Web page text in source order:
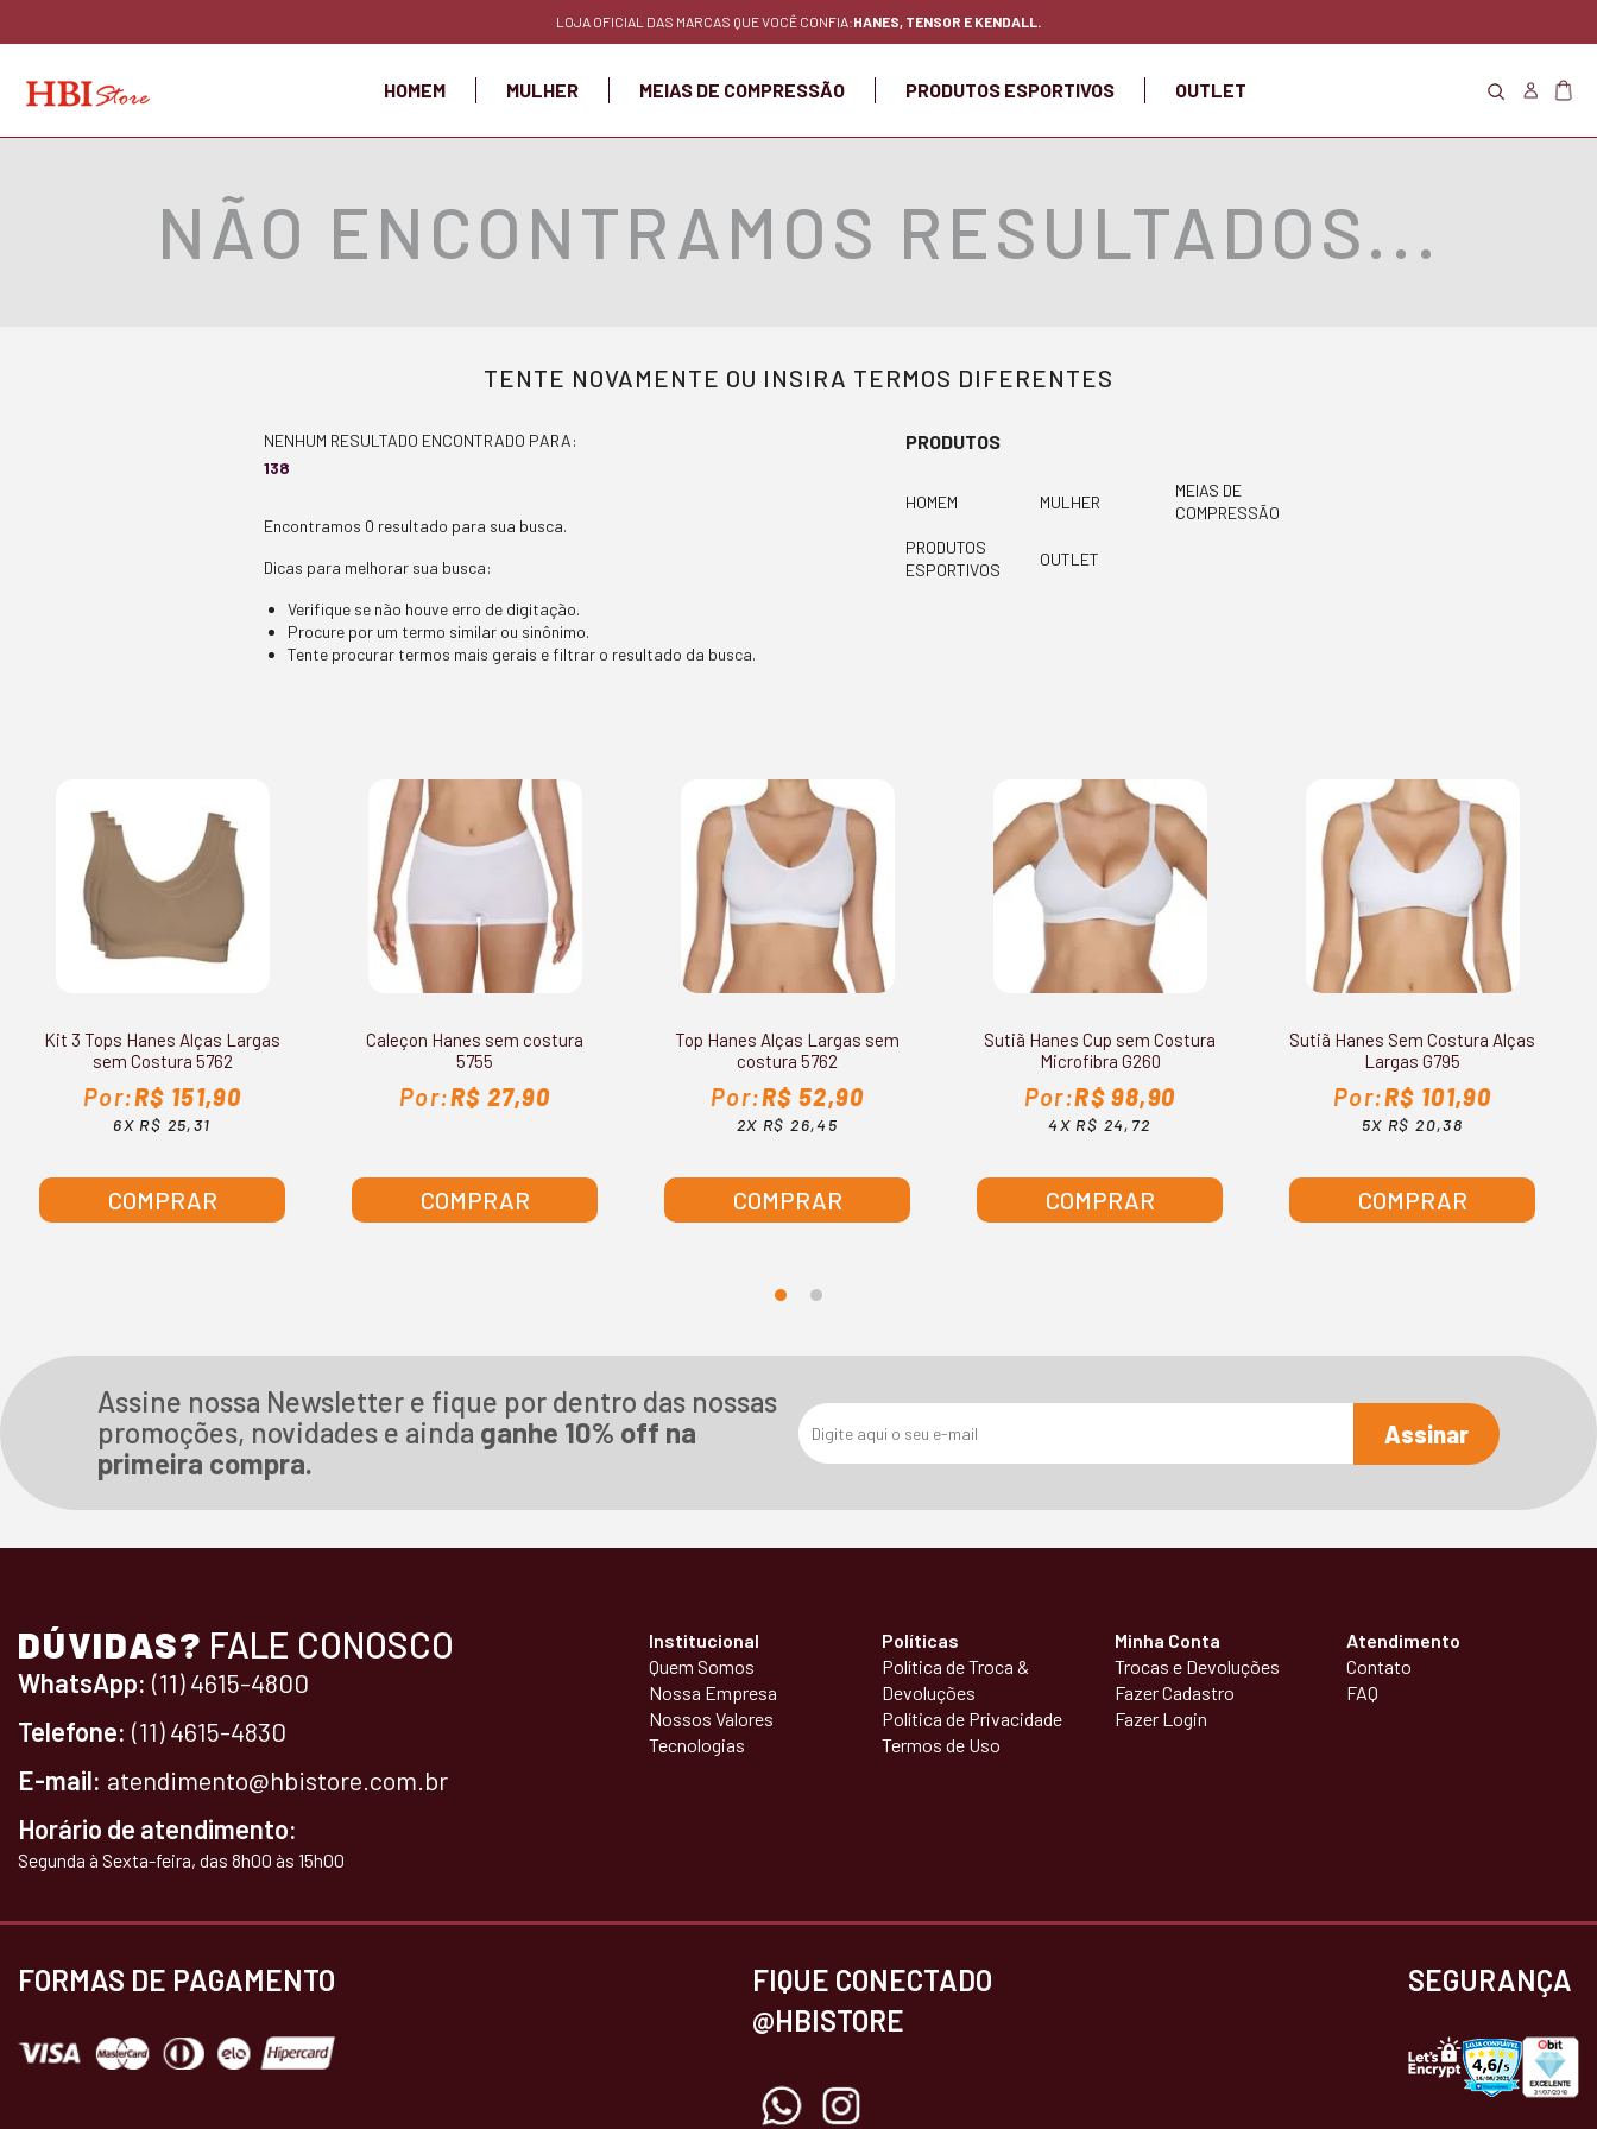
LOJA OFICIAL DAS MARCAS QUE VOCÊ CONFIA:HANES, TENSOR E KENDALL.
HOMEM MULHER MEIAS DE COMPRESSÃO PRODUTOS ESPORTIVOS OUTLET
NÃO ENCONTRAMOS RESULTADOS...
TENTE NOVAMENTE OU INSIRA TERMOS DIFERENTES
NENHUM RESULTADO ENCONTRADO PARA:
138
Encontramos 0 resultado para sua busca.
Dicas para melhorar sua busca:
Verifique se não houve erro de digitação.
Procure por um termo similar ou sinônimo.
Tente procurar termos mais gerais e filtrar o resultado da busca.
PRODUTOS
HOMEM MULHER
MEIAS DE
COMPRESSÃO
PRODUTOS
ESPORTIVOS
OUTLET
Kit 3 Tops Hanes Alças Largas
sem Costura 5762
R$ 151,90
6X R$ 25,31
COMPRAR
Caleçon Hanes sem costura
5755
R$ 27,90
COMPRAR
Top Hanes Alças Largas sem
costura 5762
R$ 52,90
2X R$ 26,45
COMPRAR
Sutiã Hanes Cup sem Costura
Microfibra G260
R$ 98,90
4X R$ 24,72
COMPRAR
Sutiã Hanes Sem Costura Alças
Largas G795
R$ 101,90
5X R$ 20,38
COMPRAR
Assine nossa Newsletter e fique por dentro das nossas
promoções, novidades e ainda ganhe 10% off na
primeira compra.
Assinar
DÚVIDAS? FALE CONOSCO
WhatsApp: (11) 4615-4800
Telefone: (11) 4615-4830
E-mail: atendimento@hbistore.com.br
Horário de atendimento:
Segunda à Sexta-feira, das 8h00 às 15h00
Institucional
Quem Somos
Nossa Empresa
Nossos Valores
Tecnologias
Políticas
Política de Troca &
Devoluções
Política de Privacidade
Termos de Uso
Minha Conta
Trocas e Devoluções
Fazer Cadastro
Fazer Login
Atendimento
Contato
FAQ
FORMAS DE PAGAMENTO
FIQUE CONECTADO
@HBISTORE
SEGURANÇA